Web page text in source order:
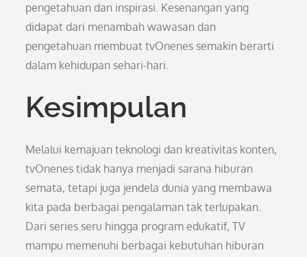
pengetahuan dan inspirasi. Kesenangan yang
didapat dari menambah wawasan dan
pengetahuan membuat tvOnenes semakin berarti
dalam kehidupan sehari-hari.
Kesimpulan
Melalui kemajuan teknologi dan kreativitas konten,
tvOnenes tidak hanya menjadi sarana hiburan
semata, tetapi juga jendela dunia yang membawa
kita pada berbagai pengalaman tak terlupakan.
Dari series seru hingga program edukatif, TV
mampu memenuhi berbagai kebutuhan hiburan